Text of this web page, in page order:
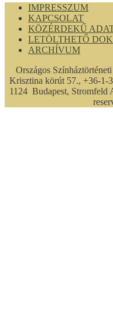
IMPRESSZUM
KAPCSOLAT
KÖZÉRDEKŰ
LETÖLTHETŐ
ARCHÍVUM
Országos
Krisztina körút 57., +36-1-
1124 Budapest,